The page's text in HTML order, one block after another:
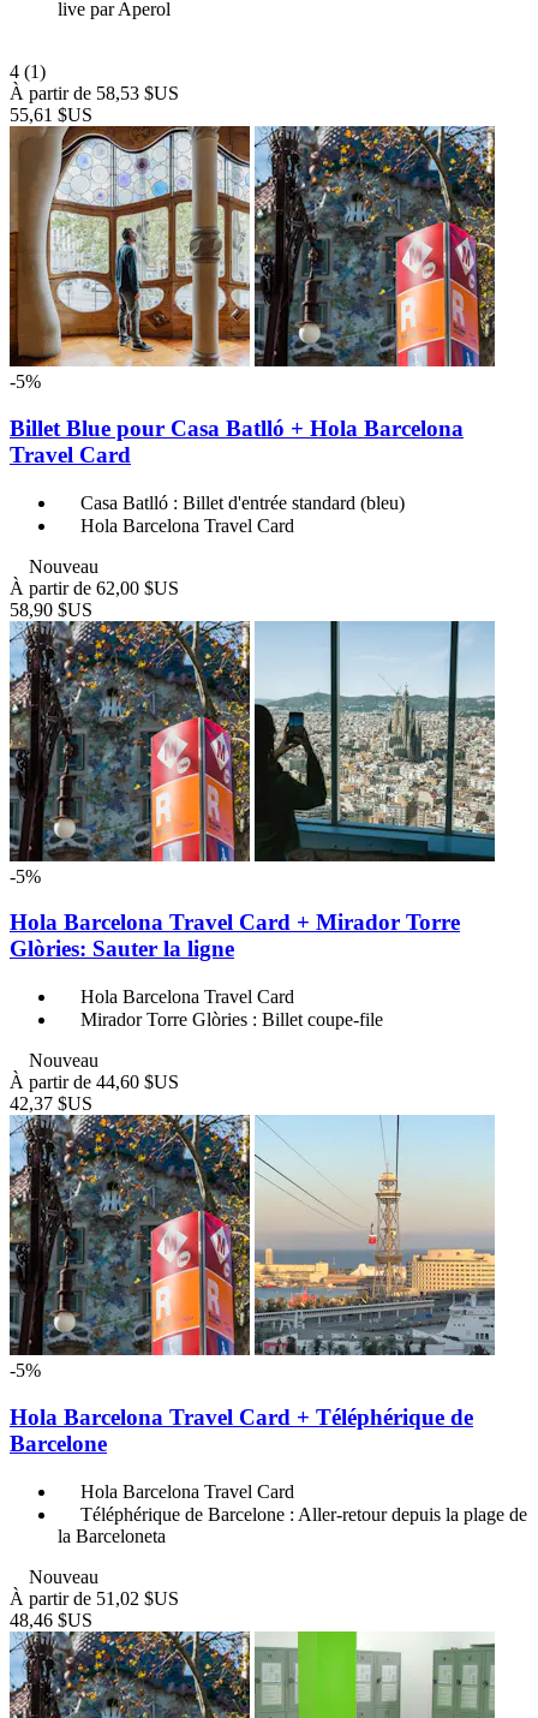
live par Aperol
4 (1)
À partir de 58,53 $US
55,61 $US
-5%
Billet Blue pour Casa Batlló + Hola Barcelona
Travel Card
Casa Batlló : Billet d'entrée standard (bleu)
Hola Barcelona Travel Card
Nouveau
À partir de 62,00 $US
58,90 $US
-5%
Hola Barcelona Travel Card + Mirador Torre
Glòries: Sauter la ligne
Hola Barcelona Travel Card
Mirador Torre Glòries : Billet coupe-file
Nouveau
À partir de 44,60 $US
42,37 $US
-5%
Hola Barcelona Travel Card + Téléphérique de
Barcelone
Hola Barcelona Travel Card
Téléphérique de Barcelone : Aller-retour depuis la plage de
la Barceloneta
Nouveau
À partir de 51,02 $US
48,46 $US